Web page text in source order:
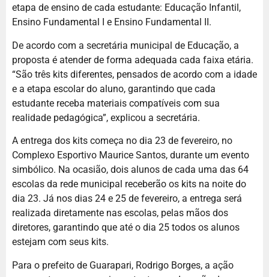
etapa de ensino de cada estudante: Educação Infantil,
Ensino Fundamental I e Ensino Fundamental II.
De acordo com a secretária municipal de Educação, a
proposta é atender de forma adequada cada faixa etária.
“São três kits diferentes, pensados de acordo com a idade
e a etapa escolar do aluno, garantindo que cada
estudante receba materiais compatíveis com sua
realidade pedagógica”, explicou a secretária.
A entrega dos kits começa no dia 23 de fevereiro, no
Complexo Esportivo Maurice Santos, durante um evento
simbólico. Na ocasião, dois alunos de cada uma das 64
escolas da rede municipal receberão os kits na noite do
dia 23. Já nos dias 24 e 25 de fevereiro, a entrega será
realizada diretamente nas escolas, pelas mãos dos
diretores, garantindo que até o dia 25 todos os alunos
estejam com seus kits.
Para o prefeito de Guarapari, Rodrigo Borges, a ação